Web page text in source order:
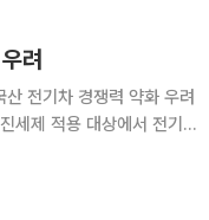
려
전기차 경쟁력 약화 우려
빠지